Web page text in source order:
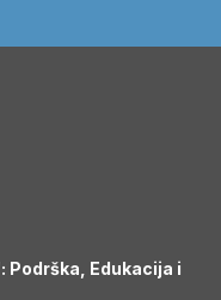
Podrška, Edukacija i